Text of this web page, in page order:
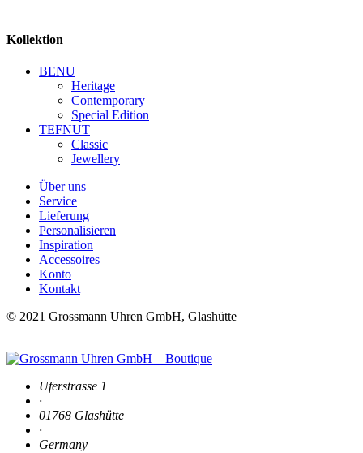
Kollektion
BENU
Heritage
Contemporary
Special Edition
TEFNUT
Classic
Jewellery
Über uns
Service
Lieferung
Personalisieren
Inspiration
Accessoires
Konto
Kontakt
© 2021 Grossmann Uhren GmbH, Glashütte
Uferstrasse 1
·
01768 Glashütte
·
Germany